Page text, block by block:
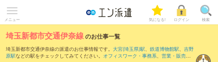
メニュー 気になる! ログイン 検索
埼玉新都市交通伊奈線のお仕事一覧
埼玉新都市交通伊奈線の派遣のお仕事情報です。 大宮(埼玉県)駅、 鉄道博物館駅、 吉野
原駅などの駅をチェックしてみてください。 オフィスワーク・事務系、 営業・販売・